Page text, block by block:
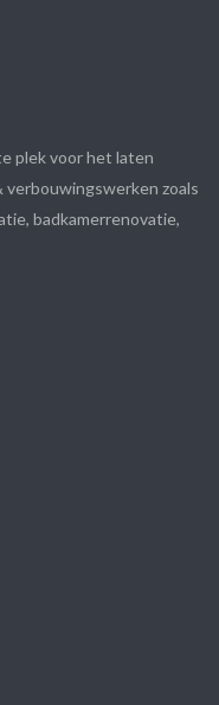
plek voor het laten
zoals
badkamerrenovatie,